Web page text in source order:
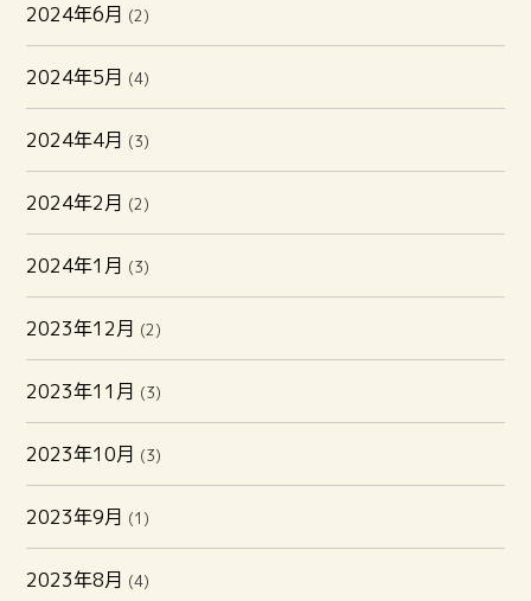
2024年6月 (2)
2024年5月 (4)
2024年4月 (3)
2024年2月 (2)
2024年1月 (3)
2023年12月 (2)
2023年11月 (3)
2023年10月 (3)
2023年9月 (1)
2023年8月 (4)